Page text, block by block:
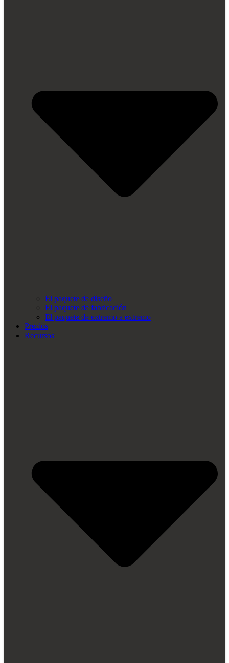
El paquete de diseño
El paquete de fabricación
El paquete de extremo a extremo
Precios
Recursos